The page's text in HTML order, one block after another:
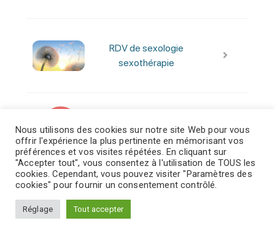
Nous utilisons des cookies sur notre site Web pour vous
offrir l'expérience la plus pertinente en mémorisant vos
préférences et vos visites répétées. En cliquant sur
"Accepter tout", vous consentez à l'utilisation de TOUS les
cookies. Cependant, vous pouvez visiter "Paramètres des
cookies" pour fournir un consentement contrôlé.
Réglage Tout accepter